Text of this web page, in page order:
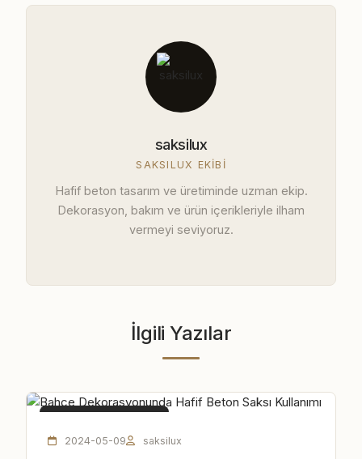
saksilux
SAKSILUX EKIBI
Hafif beton tasarım ve üretiminde uzman ekip.
Dekorasyon, bakım ve ürün içerikleriyle ilham
vermeyi seviyoruz.
İlgili Yazılar
2024-05-09 saksilux